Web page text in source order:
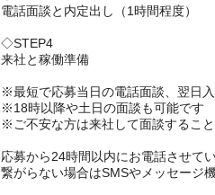
電話面談と内定出し（1時間程度）
◇STEP4
来社と稼働準備
※最短で応募当日の電話面談、翌日
※18時以降や土日の面談も可能です
※ご不安な方は来社して面談するこ
応募から24時間以内にお電話させて
繋がらない場合はSMSやメッセージ